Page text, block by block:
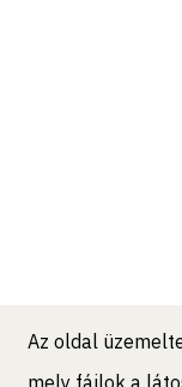
Az oldal